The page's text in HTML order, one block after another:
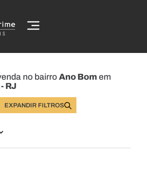
no bairroAno Bom em
RJ
EXPANDIR FILTROS